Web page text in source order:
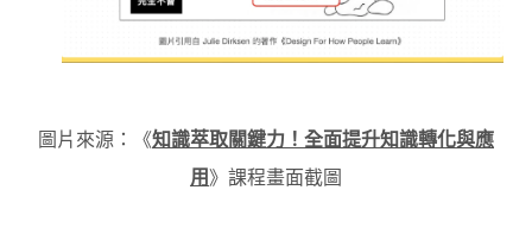
圖片來源：《知識萃取關鍵力！全面提升知識轉化與應
用》課程畫面截圖